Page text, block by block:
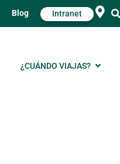
Blog Intranet
¿CUÁNDO VIAJAS?